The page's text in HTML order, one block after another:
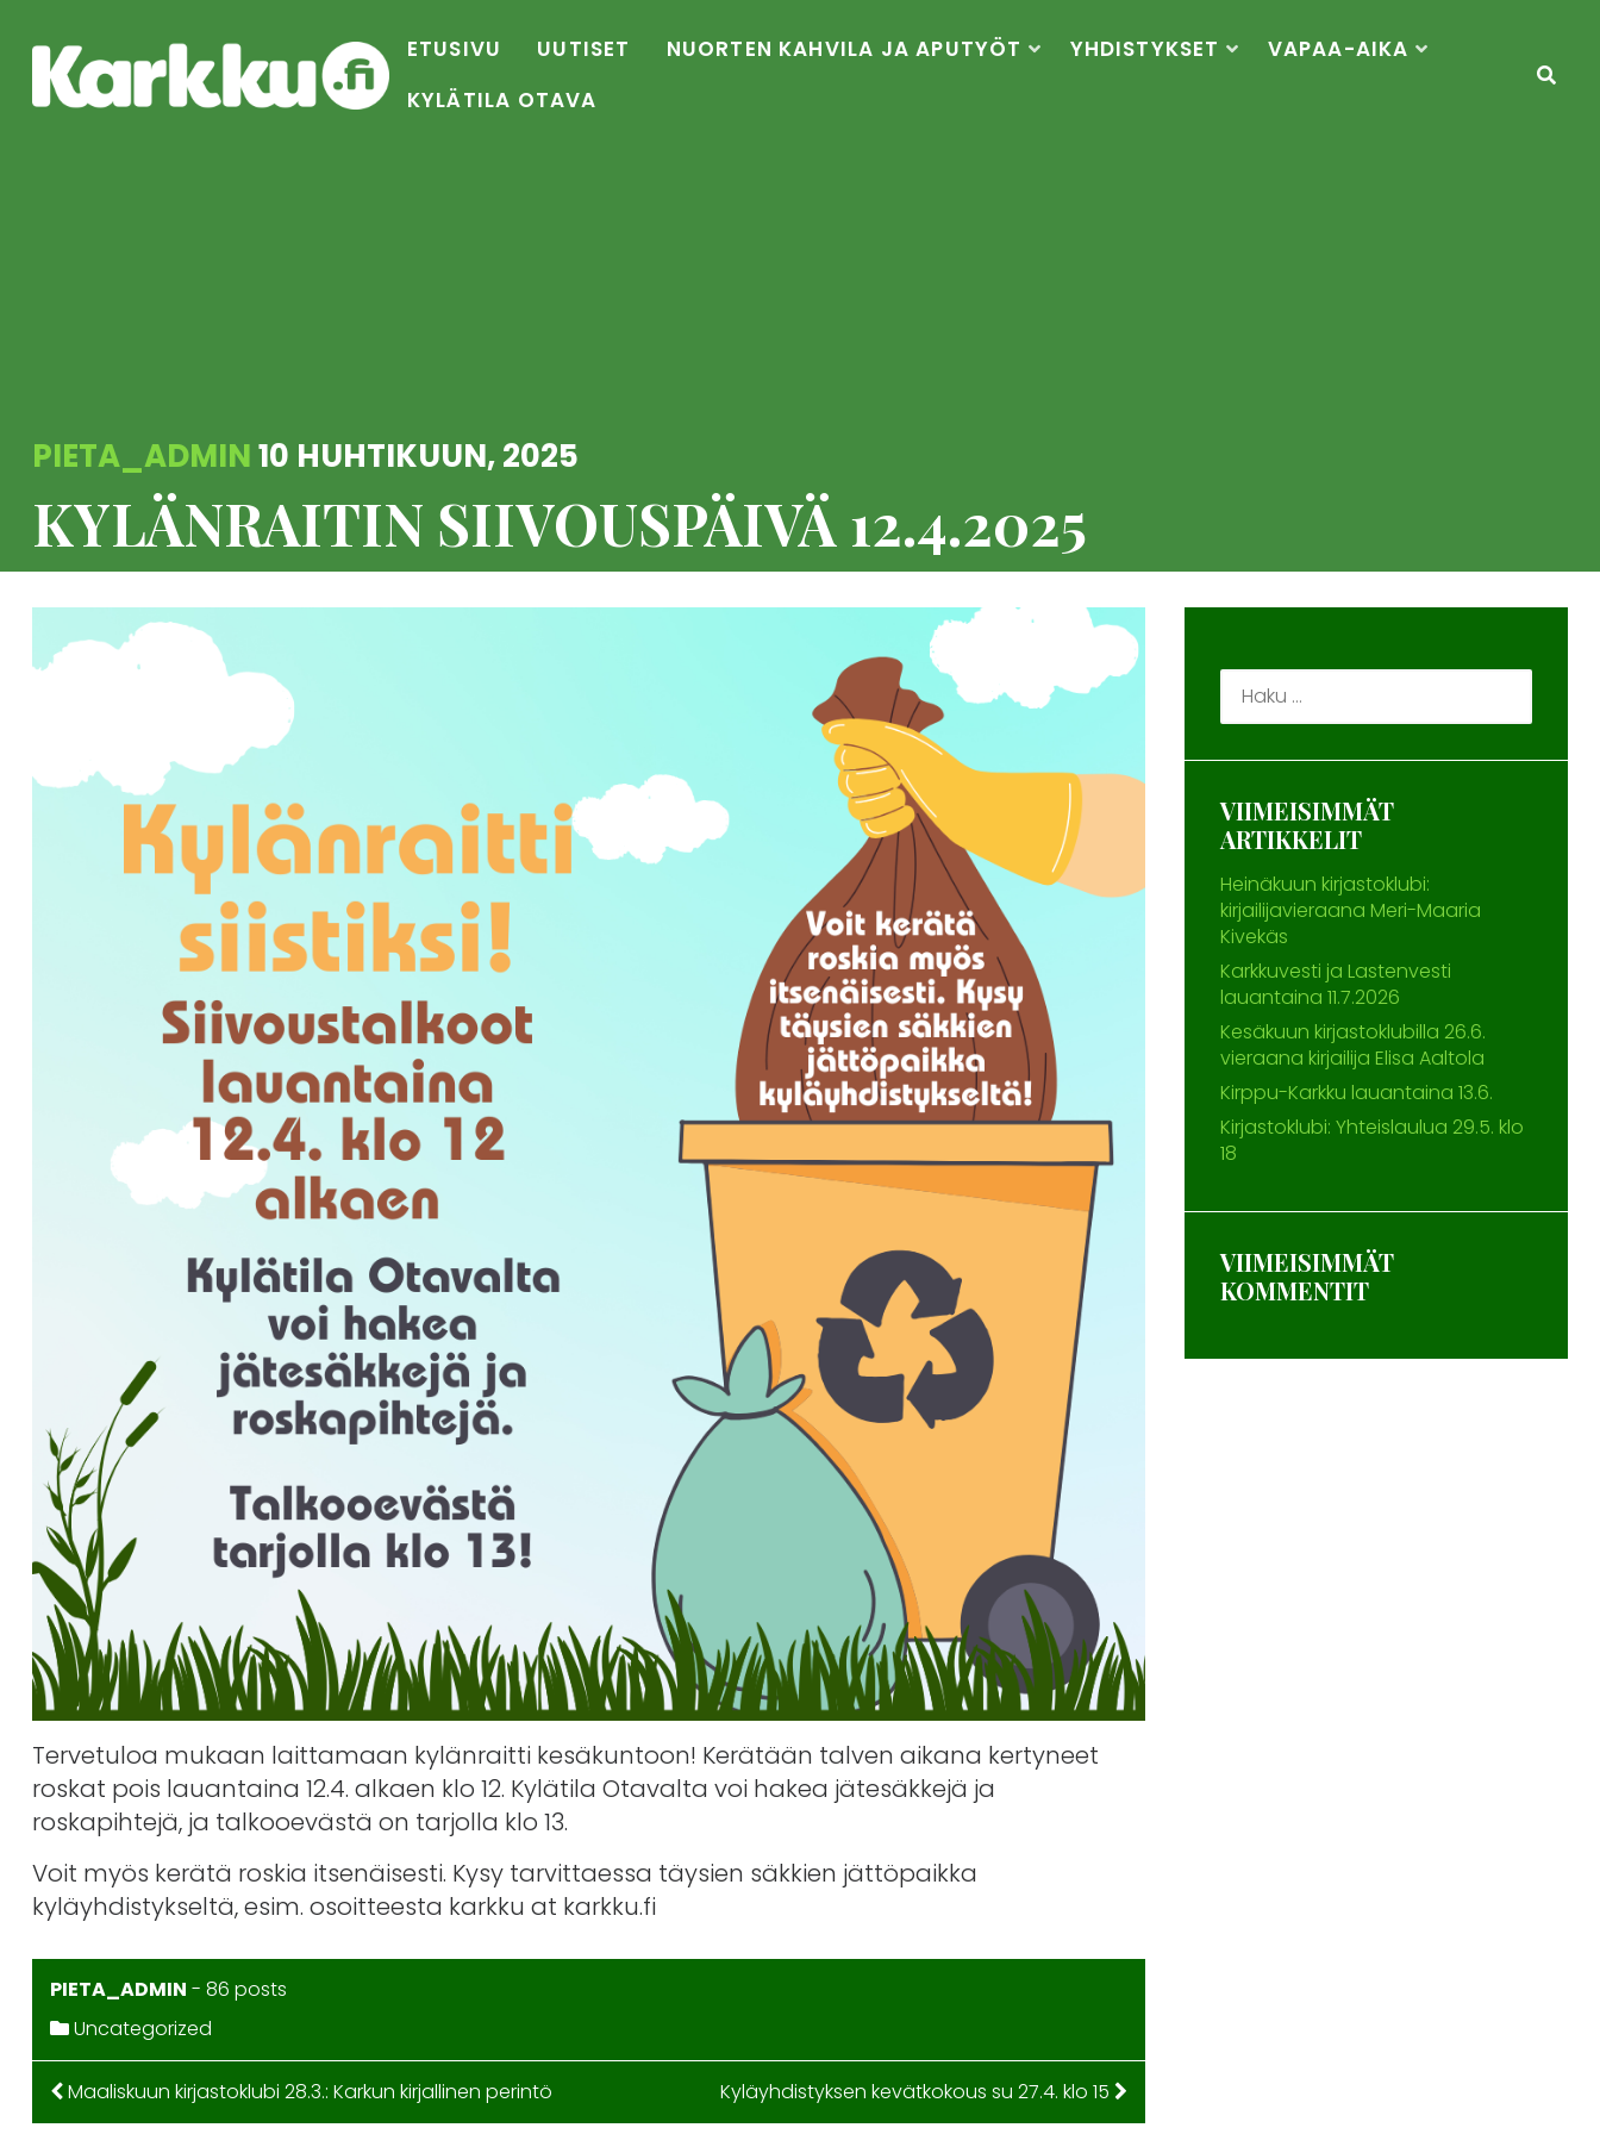
content
ETUSIVU UUTISET NUORTEN KAHVILA JA APUTYÖT YHDISTYKSET
VAPAA-AIKA
KYLÄTILA OTAVA
PIETA_ADMIN10 HUHTIKUUN, 2025
KYLÄNRAITIN SIIVOUSPÄIVÄ 12.4.2025
Tervetuloa mukaan laittamaan kylänraitti kesäkuntoon! Kerätään talven aikana kertyneet
roskat pois lauantaina 12.4. alkaen klo 12. Kylätila Otavalta voi hakea jätesäkkejä ja
roskapihtejä, ja talkooevästä on tarjolla klo 13.
Voit myös kerätä roskia itsenäisesti. Kysy tarvittaessa täysien säkkien jättöpaikka
kyläyhdistykseltä, esim. osoitteesta karkku at karkku.fi
PIETA_ADMIN - 86 posts
Uncategorized
ARTIKKELIEN
Maaliskuun kirjastoklubi 28.3.: Karkun kirjallinen perintö Kyläyhdistyksen kevätkokous su 27.4. klo 15
Haku:
VIIMEISIMMÄT
ARTIKKELIT
Heinäkuun kirjastoklubi:
kirjailijavieraana Meri-Maaria
Kivekäs
Karkkuvesti ja Lastenvesti
lauantaina 11.7.2026
Kesäkuun kirjastoklubilla 26.6.
vieraana kirjailija Elisa Aaltola
Kirppu-Karkku lauantaina 13.6.
Kirjastoklubi: Yhteislaulua 29.5. klo
18
VIIMEISIMMÄT
KOMMENTIT